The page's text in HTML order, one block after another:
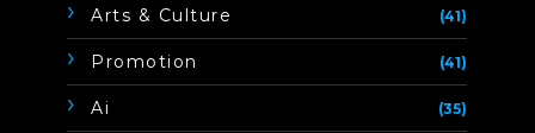
Arts & Culture (41)
Promotion (41)
Ai (35)